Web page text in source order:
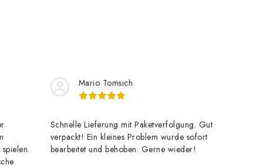
Mario Tomsich
Schnelle Lieferung mit Paketverfolgung. Gut
verpackt! Ein kleines Problem wurde sofort
bearbeitet und behoben. Gerne wieder!